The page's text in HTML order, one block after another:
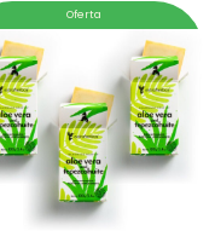
Oferta